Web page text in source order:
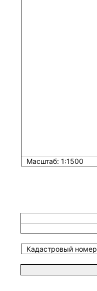
Масштаб: 1:1500
Кадастровый номер